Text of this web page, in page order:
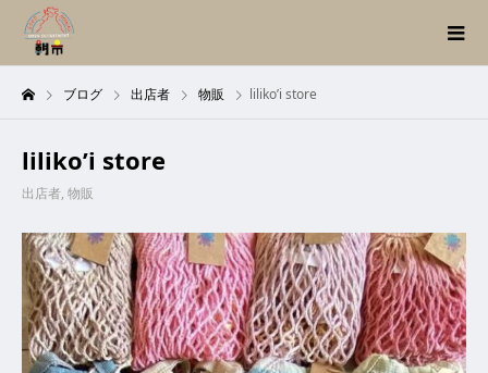
ブログ 出店者 物販 liliko’i store
liliko’i store
出店者, 物販